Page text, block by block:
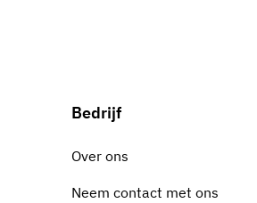
Bedrijf
Over ons
Neem contact met ons